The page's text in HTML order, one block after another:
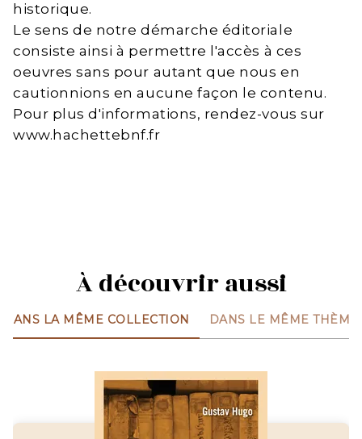
historique.
Le sens de notre démarche éditoriale
consiste ainsi à permettre l'accès à ces
oeuvres sans pour autant que nous en
cautionnions en aucune façon le contenu.
Pour plus d'informations, rendez-vous sur
www.hachettebnf.fr
À découvrir aussi
DANS LA MÊME COLLECTION DANS LE MÊME THÈME